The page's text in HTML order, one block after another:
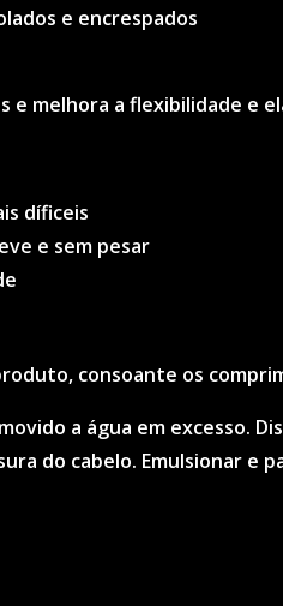
e encrespados
e melhora a flexibilidade e
díficeis
e sem pesar
consoante os
a água em excesso.
do cabelo. Emulsionar e